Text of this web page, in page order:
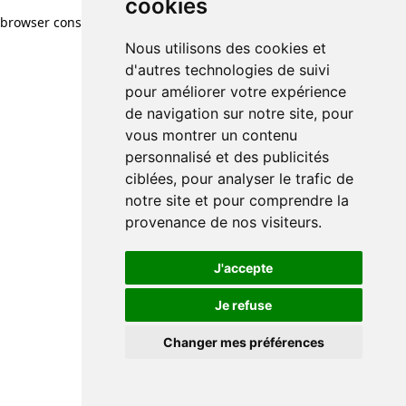
cookies
Nous utilisons des cookies et
d'autres technologies de suivi
pour améliorer votre expérience
de navigation sur notre site, pour
vous montrer un contenu
personnalisé et des publicités
ciblées, pour analyser le trafic de
notre site et pour comprendre la
provenance de nos visiteurs.
J'accepte
Je refuse
Changer mes préférences
browser console for more information)